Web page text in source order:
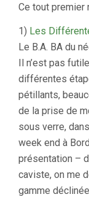
Ce tout premier
1) Les
Le B.A. BA du
Il n’est pas
différentes
pétillants,
de la prise de
sous verre,
week end à
présentation –
caviste, on me
gamme